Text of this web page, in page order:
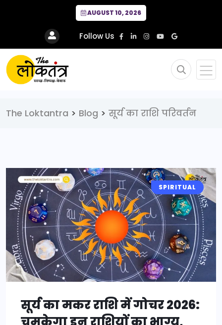
AUGUST 10, 2026
Follow Us
The Loktantra > Blog > सूर्य का राशि परिवर्तन
SPIRITUAL
सूर्य का मकर राशि में गोचर 2026: